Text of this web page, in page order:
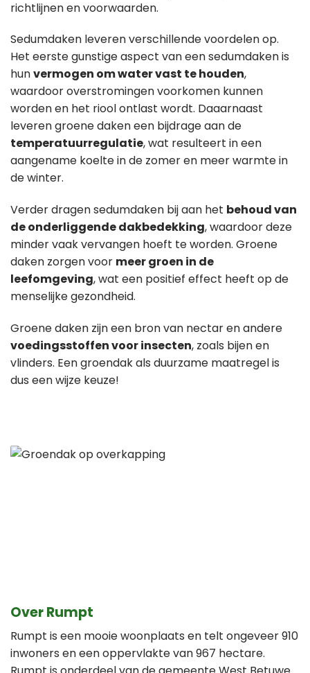
richtlijnen en voorwaarden.
Sedumdaken leveren verschillende voordelen op.
Het eerste gunstige aspect van een sedumdaken is
hunvermogen om water vast te houden,
waardoor overstromingen voorkomen kunnen
worden en het riool ontlast wordt. Daaarnaast
leveren groene daken een bijdrage aan de
temperatuurregulatie, wat resulteert in een
aangename koelte in de zomer en meer warmte in
de winter.
Verder dragen sedumdaken bij aan het behoud van
de onderliggende dakbedekking, waardoor deze
minder vaak vervangen hoeft te worden. Groene
daken zorgen voor meer groen in de
leefomgeving, wat een positief effect heeft op de
menselijke gezondheid.
Groene daken zijn een bron van nectar en andere
voedingsstoffen voor insecten, zoals bijen en
vlinders. Een groendak als duurzame maatregel is
dus een wijze keuze!
Over Rumpt
Rumpt is een mooie woonplaats en telt ongeveer 910
inwoners en een oppervlakte van 967 hectare.